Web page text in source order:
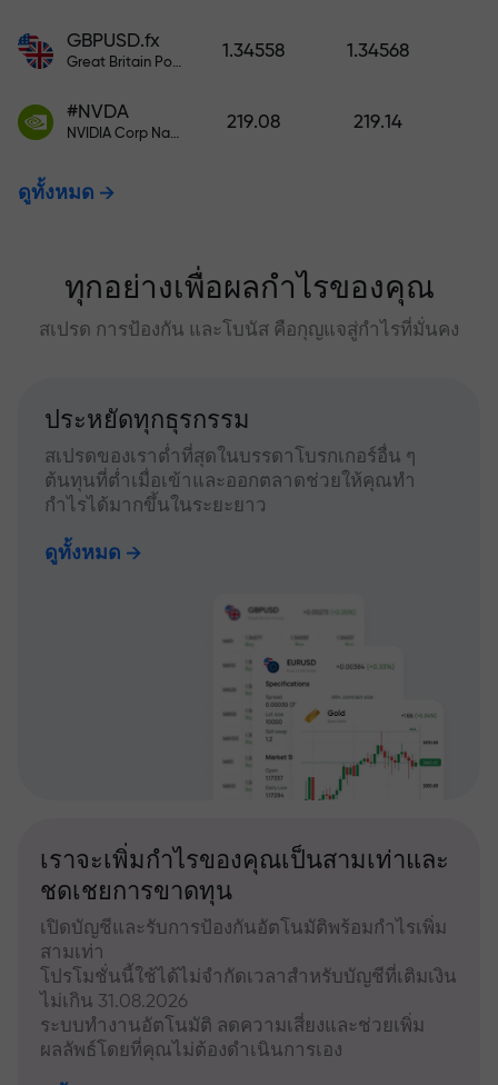
GBPUSD.fx
Great Britain Pound vs US Dollar
1.34558 1.34568
#NVDA
NVIDIA Corp Nasdaq Stock Exchange (Nasdaq) USD
219.08 219.14
ดูทั้งหมด
ทุกอย่างเพื่อผลกำไรของคุณ
สเปรด การป้องกัน และโบนัส คือกุญแจสู่กำไรที่มั่นคง
ประหยัดทุกธุรกรรม
สเปรดของเราต่ำที่สุดในบรรดาโบรกเกอร์อื่น ๆ
ต้นทุนที่ต่ำเมื่อเข้าและออกตลาดช่วยให้คุณทำ
กำไรได้มากขึ้นในระยะยาว
ดูทั้งหมด
เราจะเพิ่มกำไรของคุณเป็นสามเท่าและ
ชดเชยการขาดทุน
เปิดบัญชีและรับการป้องกันอัตโนมัติพร้อมกำไรเพิ่ม
สามเท่า
โปรโมชั่นนี้ใช้ได้ไม่จำกัดเวลาสำหรับบัญชีที่เติมเงิน
ไม่เกิน 31.08.2026
ระบบทำงานอัตโนมัติ ลดความเสี่ยงและช่วยเพิ่ม
ผลลัพธ์โดยที่คุณไม่ต้องดำเนินการเอง